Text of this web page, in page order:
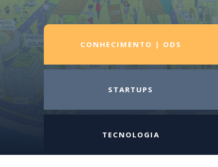
CONHECIMENTO | ODS
STARTUPS
TECNOLOGIA